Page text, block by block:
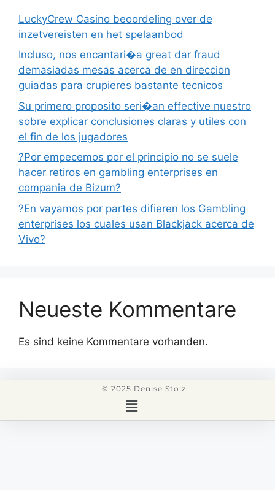
LuckyCrew Casino beoordeling over de
inzetvereisten en het spelaanbod
Incluso, nos encantari�a great dar fraud
demasiadas mesas acerca de en direccion
guiadas para crupieres bastante tecnicos
Su primero proposito seri�an effective nuestro
sobre explicar conclusiones claras y utiles con
el fin de los jugadores
?Por empecemos por el principio no se suele
hacer retiros en gambling enterprises en
compania de Bizum?
?En vayamos por partes difieren los Gambling
enterprises los cuales usan Blackjack acerca de
Vivo?
Neueste Kommentare
Es sind keine Kommentare vorhanden.
© 2025 Denise Stolz